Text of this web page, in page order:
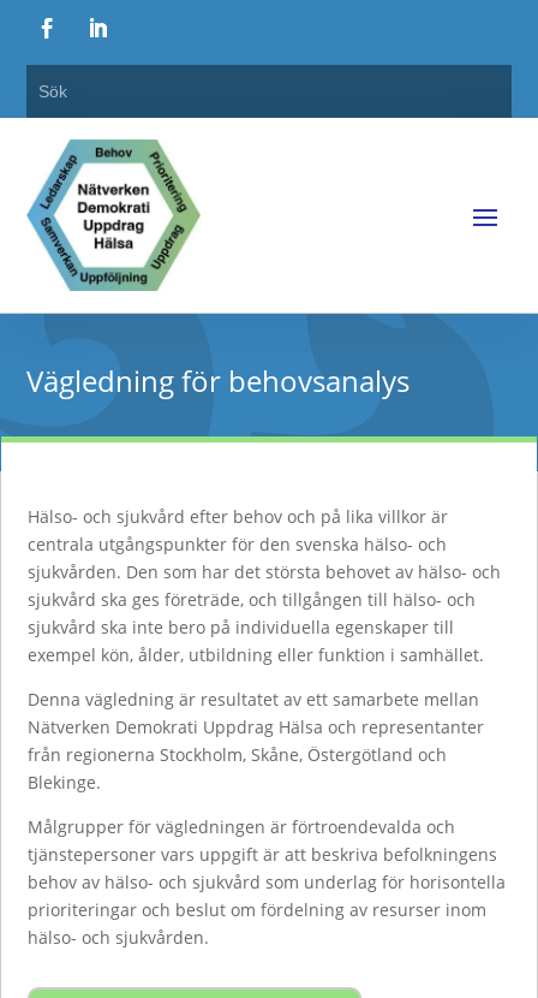
Vägledning för behovsanalys
Hälso- och sjukvård efter behov och på lika villkor är
centrala utgångspunkter för den svenska hälso- och
sjukvården. Den som har det största behovet av hälso- och
sjukvård ska ges företräde, och tillgången till hälso- och
sjukvård ska inte bero på individuella egenskaper till
exempel kön, ålder, utbildning eller funktion i samhället.
Denna vägledning är resultatet av ett samarbete mellan
Nätverken Demokrati Uppdrag Hälsa och representanter
från regionerna Stockholm, Skåne, Östergötland och
Blekinge.
Målgrupper för vägledningen är förtroendevalda och
tjänstepersoner vars uppgift är att beskriva befolkningens
behov av hälso- och sjukvård som underlag för horisontella
prioriteringar och beslut om fördelning av resurser inom
hälso- och sjukvården.